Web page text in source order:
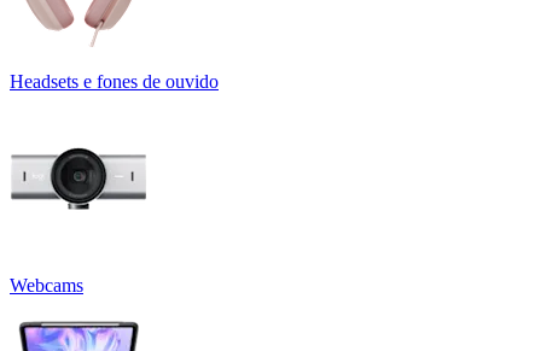
Headsets e fones de ouvido
Webcams